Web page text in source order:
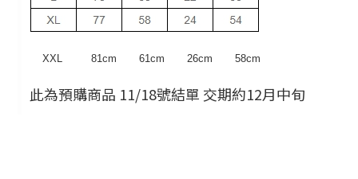
XXL 81cm 61cm 26cm 58cm
此為預購商品 11/18號結單 交期約12月中旬